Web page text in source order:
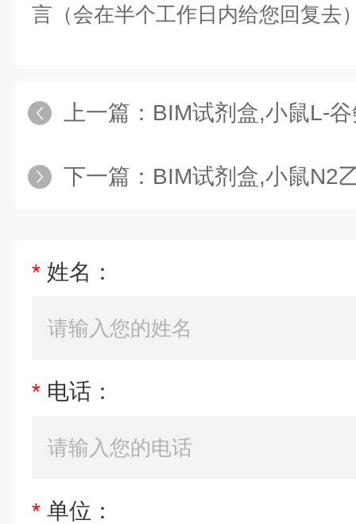
言（会在半个工作日内给您回复去
上一篇： BIM试剂盒,小鼠L-谷氨酸脱
下一篇： BIM试剂盒,小鼠N2乙酰胆碱受体
* 姓名：
* 电话：
* 单位：